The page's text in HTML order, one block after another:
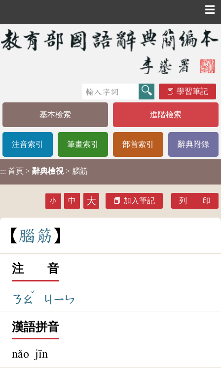
☰
學習筆記
基本檢索 進階檢索
注音索引 筆畫索引 部首索引 辭典附錄
::: 首頁 > 辭典檢視 > 腦筋
小 中 大 加入筆記 列 印
腦筋
注 音
ㄋㄠ
ˇ
ㄐㄧㄣ
漢語拼音
nǎo jīn